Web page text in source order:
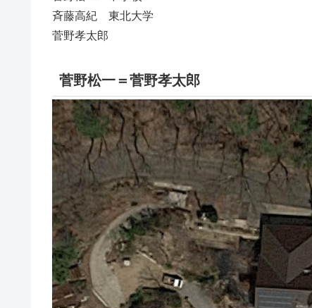
斉藤高紀 東北大学
菅野孝太郎
菅野松一＝菅野孝太郎